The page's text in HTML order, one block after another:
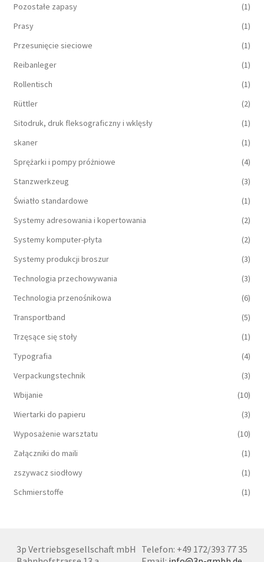
Pozostałe zapasy
(1)
Prasy
(1)
Przesunięcie sieciowe
(1)
Reibanleger
(1)
Rollentisch
(1)
Rüttler
(2)
Sitodruk, druk fleksograficzny i wklęsły
(1)
skaner
(1)
Sprężarki i pompy próżniowe
(4)
Stanzwerkzeug
(3)
Światło standardowe
(1)
Systemy adresowania i kopertowania
(2)
Systemy komputer-płyta
(2)
Systemy produkcji broszur
(3)
Technologia przechowywania
(3)
Technologia przenośnikowa
(6)
Transportband
(5)
Trzęsące się stoły
(1)
Typografia
(4)
Verpackungstechnik
(3)
Wbijanie
(10)
Wiertarki do papieru
(3)
Wyposażenie warsztatu
(10)
Załączniki do maili
(1)
zszywacz siodłowy
(1)
Schmierstoffe
(1)
3p Vertriebsgesellschaft mbH Telefon: +49 172/393 77 35